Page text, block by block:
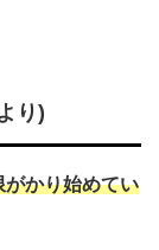
り)
かり始めてい